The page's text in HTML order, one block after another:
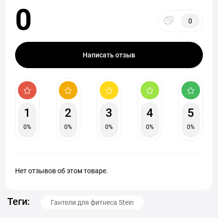
0 0
Написать отзыв
1
0%
2
0%
3
0%
4
0%
5
0%
Нет отзывов об этом товаре.
Теги: Гантели для фитнеса Stein